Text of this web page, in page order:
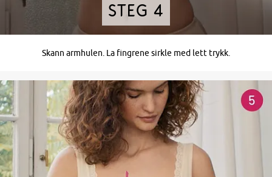
Steg 4
Skann armhulen. La fingrene sirkle med lett trykk.